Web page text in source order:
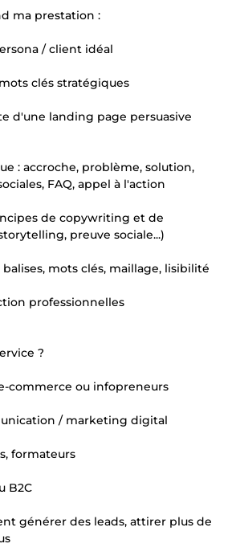
ma prestation :
/ client idéal
clés stratégiques
d'une landing page persuasive
: accroche, problème, solution,
FAQ, appel à l'action
de copywriting et de
preuve sociale...)
balises, mots clés, maillage, lisibilité
professionnelles
?
commerce ou infopreneurs
/ marketing digital
formateurs
B2C
générer des leads, attirer plus de